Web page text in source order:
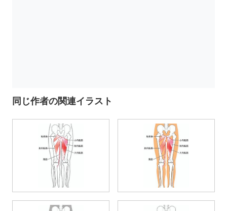
同じ作者の関連イラスト